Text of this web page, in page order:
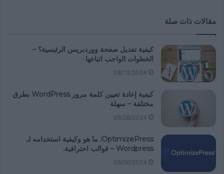
مقالات ذات صلة
كيفية تعديل صفحة ووردبريس الرئيسية؟ –
الخطوات الواجب اتباعها
08/13/2024
كيفية إعادة تعيين كلمة مرور WordPress بطرق
مختلفة – سهلة
06/28/2024
OptimizePress: ما هو وكيفية استخدامه لـ
Wordpress – قوالب احترافية.
06/26/2024